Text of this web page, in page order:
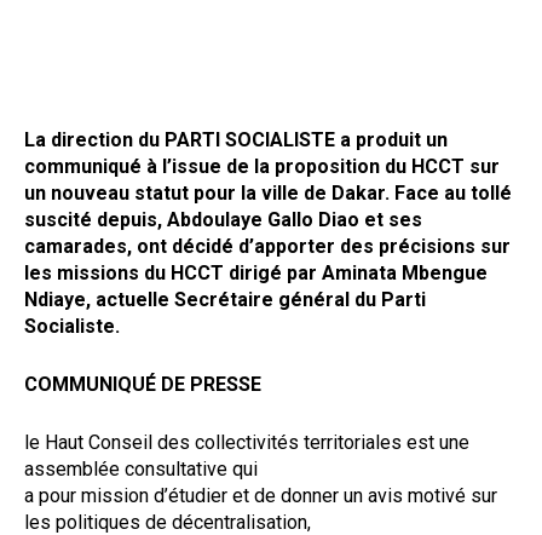
La direction du PARTI SOCIALISTE a produit un
communiqué à l’issue de la proposition du HCCT sur
un nouveau statut pour la ville de Dakar. Face au tollé
suscité depuis, Abdoulaye Gallo Diao et ses
camarades, ont décidé d’apporter des précisions sur
les missions du HCCT dirigé par Aminata Mbengue
Ndiaye, actuelle Secrétaire général du Parti
Socialiste.
COMMUNIQUÉ DE PRESSE
le Haut Conseil des collectivités territoriales est une
assemblée consultative qui
a pour mission d’étudier et de donner un avis motivé sur
les politiques de décentralisation,